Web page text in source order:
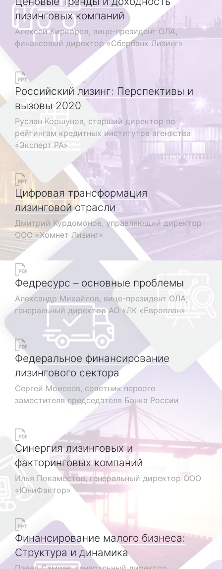
лизинговых компаний
Алексей Киркоров, вице-президент ОЛА,
финансовый директор «Сбербанк Лизинг»
Российский лизинг: Перспективы и
вызовы 2020
Руслан Коршунов, старший директор по
рейтингам кредитных институтов агентства
«Эксперт РА»
Цифровая трансформация
лизинговой отрасли
Дмитрий Курдомонов, управляющий директор
ООО «Хомнет Лизинг»
Федресурс – основные проблемы
Александр Михайлов, вице-президент ОЛА,
генеральный директор АО «ЛК «Европлан»
Федеральное финансирование
лизингового сектора
Сергей Моисеев, советник первого
заместителя председателя Банка России
Синергия лизинговых и
факторинговых компаний
Илья Покаместов, генеральный директор ООО
«ЮниФактор»
Финансирование малого бизнеса:
Структура и динамика